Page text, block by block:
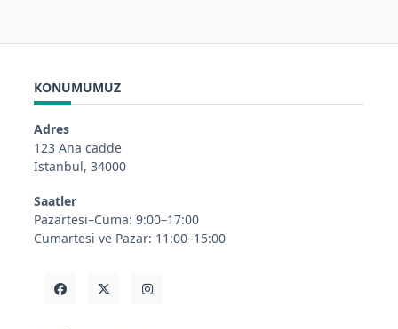
KONUMUMUZ
Adres
123 Ana cadde
İstanbul, 34000
Saatler
Pazartesi–Cuma: 9:00–17:00
Cumartesi ve Pazar: 11:00–15:00